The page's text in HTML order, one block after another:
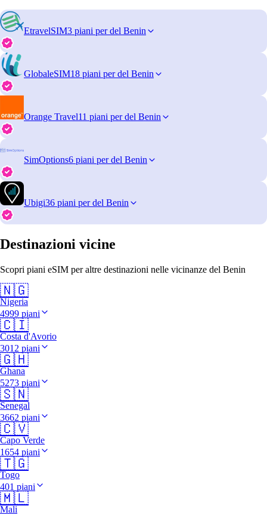
EtravelSIM3 piani per del Benin
GlobaleSIM18 piani per del Benin
Orange Travel11 piani per del Benin
SimOptions6 piani per del Benin
Ubigi36 piani per del Benin
Destinazioni vicine
Scopri piani eSIM per altre destinazioni nelle vicinanze del Benin
🇳🇬
Nigeria
4999 piani
🇨🇮
Costa d'Avorio
3012 piani
🇬🇭
Ghana
5273 piani
🇸🇳
Senegal
3662 piani
🇨🇻
Capo Verde
1654 piani
🇹🇬
Togo
401 piani
🇲🇱
Mali